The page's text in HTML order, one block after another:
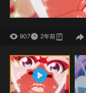
907 2年前